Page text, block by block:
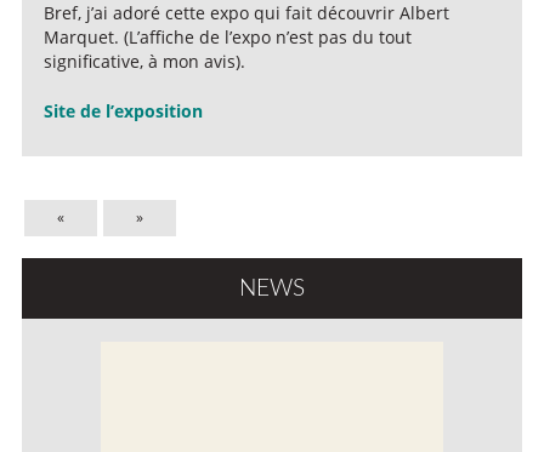
Bref, j’ai adoré cette expo qui fait découvrir Albert
Marquet. (L’affiche de l’expo n’est pas du tout
significative, à mon avis).
Site de l’exposition
« »
NEWS